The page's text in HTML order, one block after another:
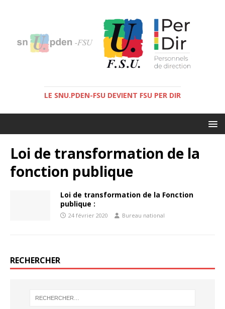
LE SNU.PDEN-FSU DEVIENT FSU PER DIR
Loi de transformation de la
fonction publique
Loi de transformation de la Fonction
publique :
24 février 2020 Bureau national
RECHERCHER